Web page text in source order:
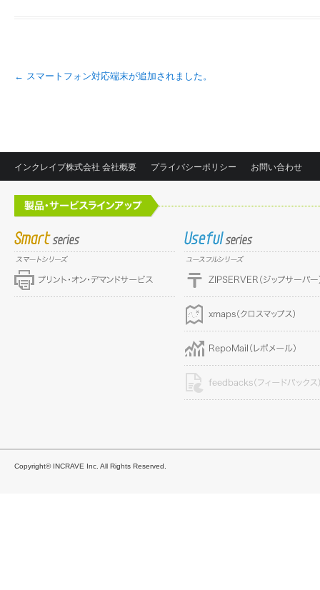
投稿ナビゲーション
← スマートフォン対応端末が追加されました。
インクレイブ株式会社 会社概要 プライバシーポリシー お問い合わせ
Copyright© INCRAVE Inc. All Rights Reserved.